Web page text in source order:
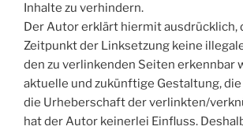
Inhalte zu verhindern.
Der Autor erklärt hiermit ausdrücklich,
Zeitpunkt der Linksetzung keine
den zu verlinkenden Seiten erkennbar
aktuelle und zukünftige Gestaltung,
die Urheberschaft der verlinkten/
hat der Autor keinerlei Einfluss.